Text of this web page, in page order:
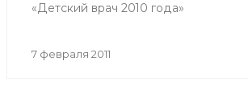
«Детский врач 2010 года»
7 февраля 2011